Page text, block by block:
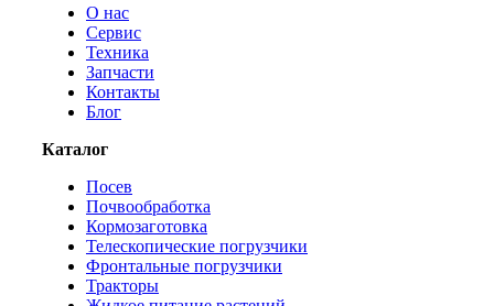
О нас
Сервис
Техника
Запчасти
Контакты
Блог
Каталог
Посев
Почвообработка
Кормозаготовка
Телескопические погрузчики
Фронтальные погрузчики
Тракторы